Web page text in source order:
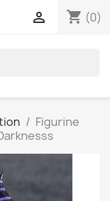
shopping_cart (0)

Figurine